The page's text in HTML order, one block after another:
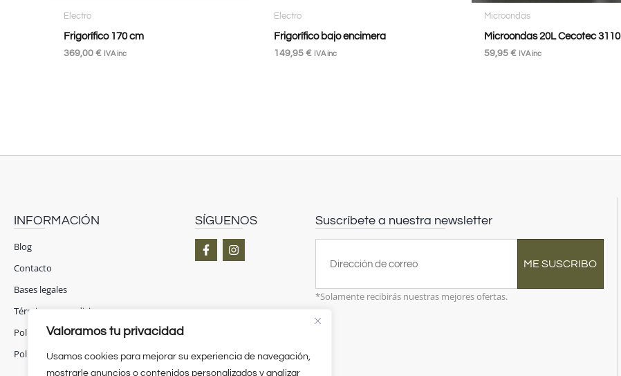
Valoramos tu privacidad
Usamos cookies para mejorar su experiencia de navegación,
mostrarle anuncios o contenidos personalizados y analizar
Electro
Frigorífico 170 cm
369,00 € IVA inc
Electro
Frigorífico bajo encimera
149,95 € IVA inc
Microondas
Microondas 20L Cecotec 3110
59,95 € IVA inc
INFORMACIÓN
Blog
Contacto
Bases legales
Términos y condiciones
Política de privacidad
Política de cookies
SÍGUENOS
F
a
I
n
Suscríbete a nuestra newsletter
ME SUSCRIBO
*Solamente recibirás nuestras mejores ofertas.